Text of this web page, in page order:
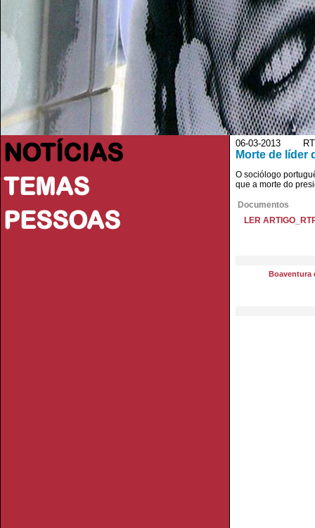
NOTÍCIAS
TEMAS
PESSOAS
06-03-2013
Morte de líder
O sociólogo
que a morte do
Documentos
LER
Boaventura